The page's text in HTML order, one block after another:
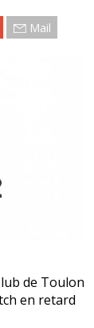
Mail
de Toulon
en retard